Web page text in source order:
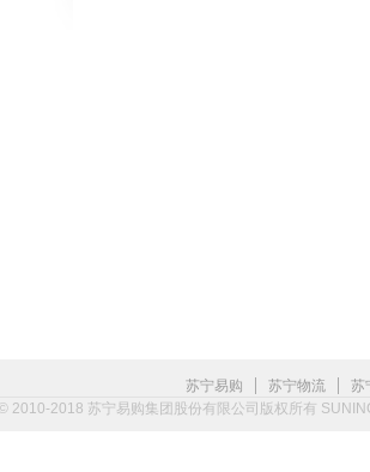
苏宁易购 | 苏宁物流 |
苏
2010-2018 苏宁易购集团股份有限公司版权所有